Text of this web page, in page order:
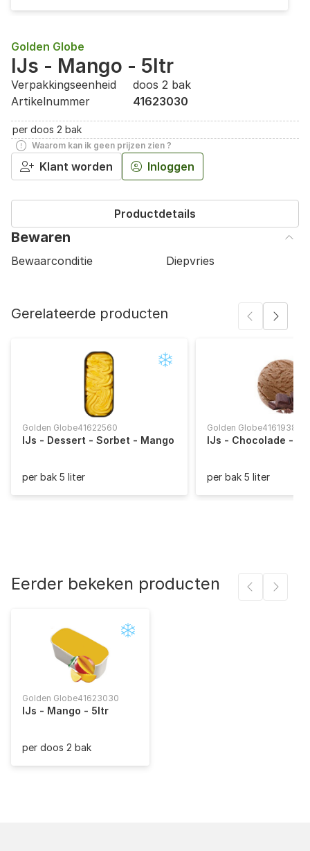
Golden Globe
IJs - Mango - 5ltr
Verpakkingseenheid
doos 2 bak
Artikelnummer
41623030
per doos 2 bak
Waarom kan ik geen prijzen zien ?
Klant worden Inloggen
Productdetails
Bewaren
Bewaarconditie Diepvries
Gerelateerde producten
Golden Globe41622560
IJs - Dessert - Sorbet - Mango
per bak 5 liter
Golden Globe41619380
IJs - Chocolade -
per bak 5 liter
Eerder bekeken producten
Golden Globe41623030
IJs - Mango - 5ltr
per doos 2 bak